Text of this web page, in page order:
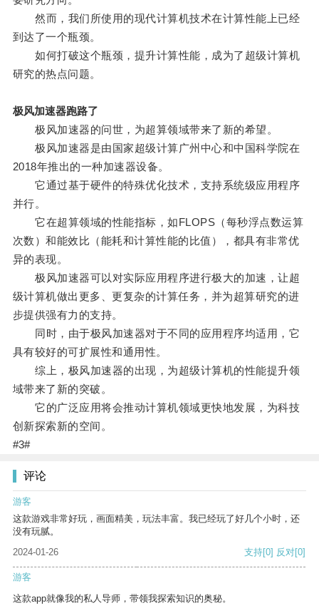
然而，我们所使用的现代计算机技术在计算性能上已经
到达了一个瓶颈。
如何打破这个瓶颈，提升计算性能，成为了超级计算机
研究的热点问题。
极风加速器跑路了
极风加速器的问世，为超算领域带来了新的希望。
极风加速器是由国家超级计算广州中心和中国科学院在
2018年推出的一种加速器设备。
它通过基于硬件的特殊优化技术，支持系统级应用程序
并行。
它在超算领域的性能指标，如FLOPS（每秒浮点数运算
次数）和能效比（能耗和计算性能的比值），都具有非常优
异的表现。
极风加速器可以对实际应用程序进行极大的加速，让超
级计算机做出更多、更复杂的计算任务，并为超算研究的进
步提供强有力的支持。
同时，由于极风加速器对于不同的应用程序均适用，它
具有较好的可扩展性和通用性。
综上，极风加速器的出现，为超级计算机的性能提升领
域带来了新的突破。
它的广泛应用将会推动计算机领域更快地发展，为科技
创新探索新的空间。
#3#
评论
游客
这款游戏非常好玩，画面精美，玩法丰富。我已经玩了好几个小时，还
没有玩腻。
2024-01-26
支持[0] 反对[0]
游客
这款app就像我的私人导师，带领我探索知识的奥秘。